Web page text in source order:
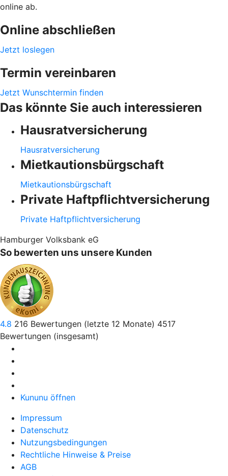
online ab.
Online abschließen
Jetzt loslegen
Termin vereinbaren
Jetzt Wunschtermin finden
Das könnte Sie auch interessieren
Hausratversicherung
Hausratversicherung
Mietkautionsbürgschaft
Mietkautionsbürgschaft
Private Haftpflichtversicherung
Private Haftpflichtversicherung
Hamburger Volksbank eG
So bewerten uns unsere Kunden
4.8 216 Bewertungen (letzte 12 Monate) 4517
Bewertungen (insgesamt)
Kununu öffnen
Impressum
Datenschutz
Nutzungsbedingungen
Rechtliche Hinweise & Preise
AGB